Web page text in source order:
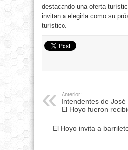
destacando una oferta
invitan a elegirla como su
turístico.
Anterior:
Intendentes de
El Hoyo fueron
El Hoyo invita a